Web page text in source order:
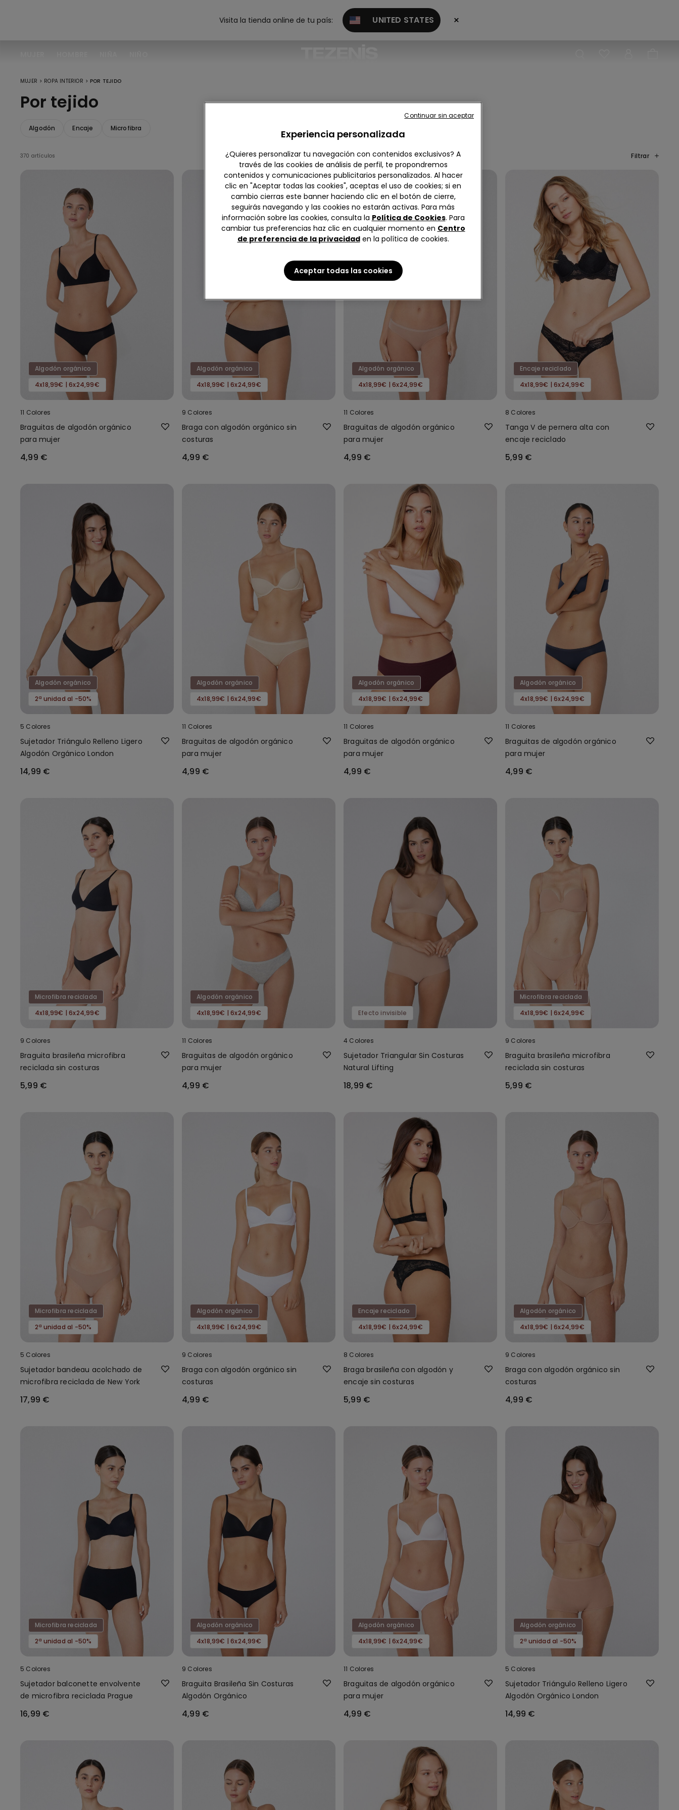
Visita la tienda online de tu país: UNITED STATES ×
MUJER > ROPA INTERIOR > POR TEJIDO
Por tejido
Algodón Encaje Microfibra
370 artículos Filtrar
Algodón orgánico
4x18,99€ | 6x24,99€
11 Colores
Braguitas de algodón orgánico
para mujer
4,99 €
Algodón orgánico
4x18,99€ | 6x24,99€
9 Colores
Braga con algodón orgánico sin
costuras
4,99 €
Algodón orgánico
4x18,99€ | 6x24,99€
11 Colores
Braguitas de algodón orgánico
para mujer
4,99 €
Encaje reciclado
4x18,99€ | 6x24,99€
8 Colores
Tanga V de pernera alta con
encaje reciclado
5,99 €
Algodón orgánico
2ª unidad al -50%
5 Colores
Sujetador Triángulo Relleno Ligero
Algodón Orgánico London
14,99 €
Algodón orgánico
4x18,99€ | 6x24,99€
11 Colores
Braguitas de algodón orgánico
para mujer
4,99 €
Algodón orgánico
4x18,99€ | 6x24,99€
11 Colores
Braguitas de algodón orgánico
para mujer
4,99 €
Algodón orgánico
4x18,99€ | 6x24,99€
11 Colores
Braguitas de algodón orgánico
para mujer
4,99 €
Microfibra reciclada
4x18,99€ | 6x24,99€
9 Colores
Braguita brasileña microfibra
reciclada sin costuras
5,99 €
Algodón orgánico
4x18,99€ | 6x24,99€
11 Colores
Braguitas de algodón orgánico
para mujer
4,99 €
Efecto invisible
4 Colores
Sujetador Triangular Sin Costuras
Natural Lifting
18,99 €
Microfibra reciclada
4x18,99€ | 6x24,99€
9 Colores
Braguita brasileña microfibra
reciclada sin costuras
5,99 €
Microfibra reciclada
2ª unidad al -50%
5 Colores
Sujetador bandeau acolchado de
microfibra reciclada de New York
17,99 €
Algodón orgánico
4x18,99€ | 6x24,99€
9 Colores
Braga con algodón orgánico sin
costuras
4,99 €
Encaje reciclado
4x18,99€ | 6x24,99€
8 Colores
Braga brasileña con algodón y
encaje sin costuras
5,99 €
Algodón orgánico
4x18,99€ | 6x24,99€
9 Colores
Braga con algodón orgánico sin
costuras
4,99 €
Microfibra reciclada
2ª unidad al -50%
5 Colores
Sujetador balconette envolvente
de microfibra reciclada Prague
16,99 €
Algodón orgánico
4x18,99€ | 6x24,99€
9 Colores
Braguita Brasileña Sin Costuras
Algodón Orgánico
4,99 €
Algodón orgánico
4x18,99€ | 6x24,99€
11 Colores
Braguitas de algodón orgánico
para mujer
4,99 €
Algodón orgánico
2ª unidad al -50%
5 Colores
Sujetador Triángulo Relleno Ligero
Algodón Orgánico London
14,99 €
Experiencia personalizada
¿Quieres personalizar tu navegación con contenidos exclusivos? A
través de las cookies de análisis de perfil, te propondremos
contenidos y comunicaciones publicitarios personalizados. Al hacer
clic en "Aceptar todas las cookies", aceptas el uso de cookies; si en
cambio cierras este banner haciendo clic en el botón de cierre,
seguirás navegando y las cookies no estarán activas. Para más
información sobre las cookies, consulta la Política de Cookies. Para
cambiar tus preferencias haz clic en cualquier momento en Centro
de preferencia de la privacidaden la política de cookies.
Aceptar todas las cookies
Continuar sin aceptar